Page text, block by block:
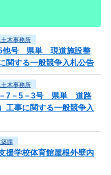
木事務所
5他号 県単 現道施設整
関する一般競争入札公告
木事務所
－7－5－3号 県単 道路
工事に関する一般競争入
課
援学校体育館屋根外壁内